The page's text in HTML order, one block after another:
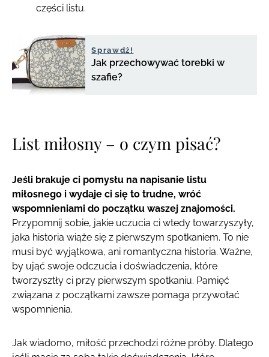
części listu.
Sprawdź!
Jak przechowywać torebki w
szafie?
List miłosny – o czym pisać?
Jeśli brakuje ci pomysłu na napisanie listu
miłosnego i wydaje ci się to trudne, wróć
wspomnieniami do początku waszej znajomości.
Przypomnij sobie, jakie uczucia ci wtedy towarzyszyły,
jaka historia wiąże się z pierwszym spotkaniem. To nie
musi być wyjątkowa, ani romantyczna historia. Ważne,
by ująć swoje odczucia i doświadczenia, które
tworzysztły ci przy pierwszym spotkaniu. Pamięć
związana z początkami zawsze pomaga przywołać
wspomnienia.
Jak wiadomo, miłość przechodzi różne próby. Dlatego